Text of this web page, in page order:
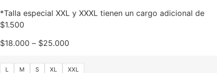
*Talla especial XXL y XXXL tienen un cargo adicional de
$1.500
$18.000 – $25.000
L M S XL XXL